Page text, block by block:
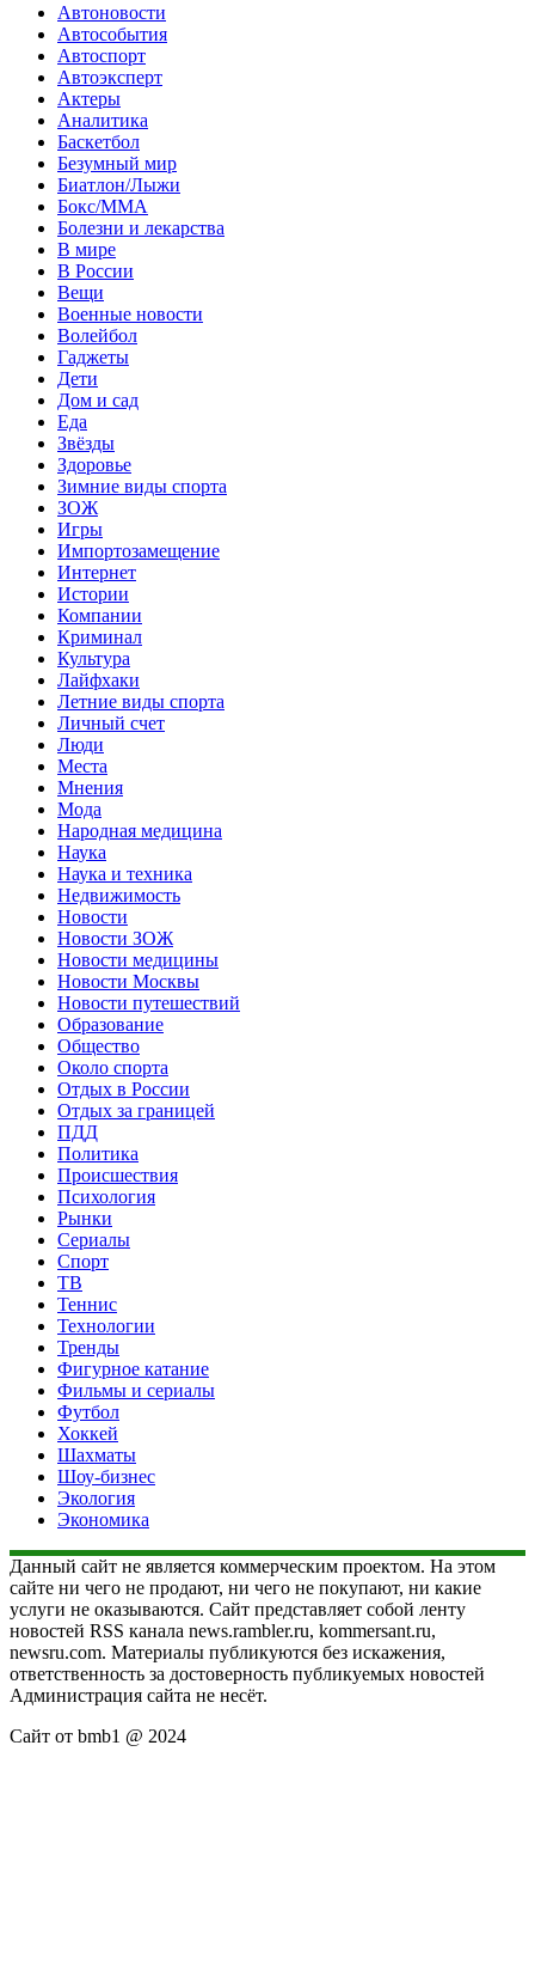
Автоновости
Автособытия
Автоспорт
Автоэксперт
Актеры
Аналитика
Баскетбол
Безумный мир
Биатлон/Лыжи
Бокс/MMA
Болезни и лекарства
В мире
В России
Вещи
Военные новости
Волейбол
Гаджеты
Дети
Дом и сад
Еда
Звёзды
Здоровье
Зимние виды спорта
ЗОЖ
Игры
Импортозамещение
Интернет
Истории
Компании
Криминал
Культура
Лайфхаки
Летние виды спорта
Личный счет
Люди
Места
Мнения
Мода
Народная медицина
Наука
Наука и техника
Недвижимость
Новости
Новости ЗОЖ
Новости медицины
Новости Москвы
Новости путешествий
Образование
Общество
Около спорта
Отдых в России
Отдых за границей
ПДД
Политика
Происшествия
Психология
Рынки
Сериалы
Спорт
ТВ
Теннис
Технологии
Тренды
Фигурное катание
Фильмы и сериалы
Футбол
Хоккей
Шахматы
Шоу-бизнес
Экология
Экономика
Данный сайт не является коммерческим проектом. На этом
сайте ни чего не продают, ни чего не покупают, ни какие
услуги не оказываются. Сайт представляет собой ленту
новостей RSS канала news.rambler.ru, kommersant.ru,
newsru.com. Материалы публикуются без искажения,
ответственность за достоверность публикуемых новостей
Администрация сайта не несёт.
Сайт от bmb1 @ 2024